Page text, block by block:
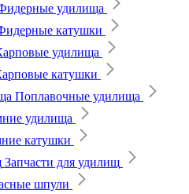
удилища
катушки
удилища
катушки
Поплавочные удилища
удилища
катушки
Запчасти для удилищ
шпули